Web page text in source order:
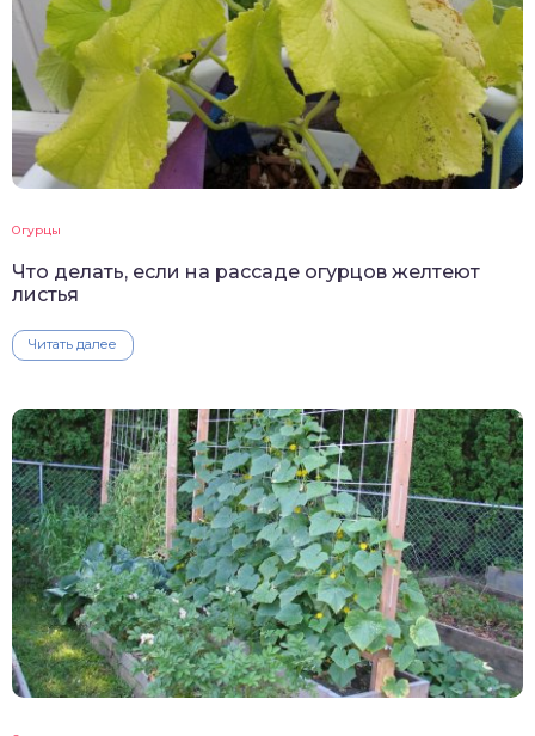
Огурцы
Что делать, если на рассаде огурцов желтеют
листья
Читать далее